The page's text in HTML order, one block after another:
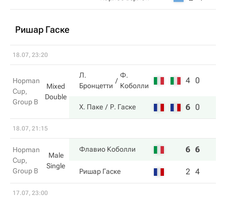
Ришар Гаске
18.07, 23:20
Hopman
Cup,
Group B
Mixed
Double
Л.
Бронцетти
Ф.
Коболли
4 0
Х. Паке Р. Гаске 6 0
18.07, 21:15
Hopman
Cup,
Group B
Male
Single
Флавио Коболли 6 6
Ришар Гаске 2 4
17.07, 23:00